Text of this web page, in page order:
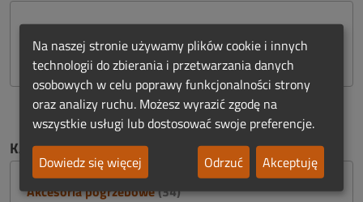
KATEGORIE OGŁOSZEŃ
Akcesoria pogrzebowe(34)
Na naszej stronie używamy plików cookie i innych
technologii do zbierania i przetwarzania danych
osobowych w celu poprawy funkcjonalności strony
oraz analizy ruchu. Możesz wyrazić zgodę na
wszystkie usługi lub dostosować swoje preferencje.
Dowiedz się więcej
Odrzuć Akceptuję